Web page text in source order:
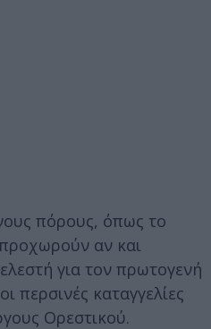
πόρους, όπως το
αν και
για τον πρωτογενή
περσινές καταγγελίες
Ορεστικού.